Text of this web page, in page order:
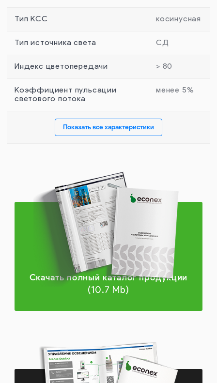
Тип КСС косинусная
Тип источника света СД
Индекс цветопередачи > 80
Коэффициент пульсации
светового потока
менее 5%
Показать все характеристики
Скачать полный каталог продукции
(10.7 Mb)